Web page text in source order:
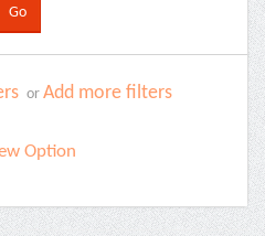
or Add more filters
Option